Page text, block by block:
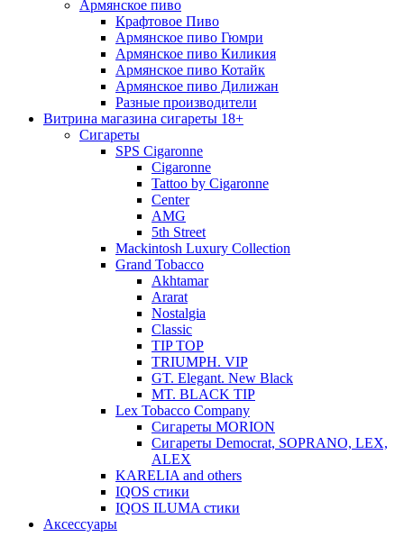
Армянское пиво
Крафтовое Пиво
Армянское пиво Гюмри
Армянское пиво Киликия
Армянское пиво Котайк
Армянское пиво Дилижан
Разные производители
Витрина магазина сигареты 18+
Cигареты
SPS Cigaronne
Сigaronne
Tattoo by Cigaronne
Center
AMG
5th Street
Mackintosh Luxury Collection
Grand Tobacco
Akhtamar
Ararat
Nostalgia
Classic
TIP TOP
TRIUMPH. VIP
GT. Elegant. New Black
MT. BLACK TIP
Lex Tobacco Company
Сигареты MORION
Сигареты Democrat, SOPRANO, LEX,
ALEX
KARELIA and others
IQOS стики
IQOS ILUMA стики
Аксессуары